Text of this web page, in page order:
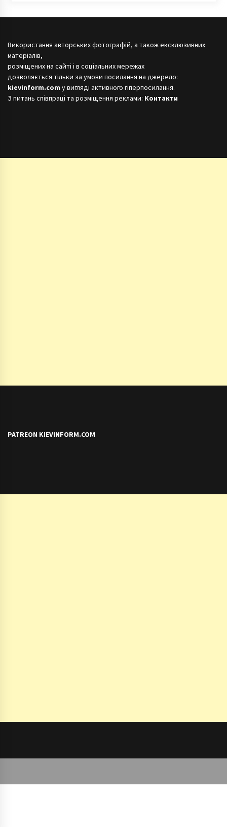
Використання авторських фотографій, а також ексклюзивних
матеріалів,
розміщених на сайті і в соціальних мережах
дозволяється тільки за умови посилання на джерело:
kievinform.com у вигляді активного гіперпосилання.
З питань співпраці та розміщення реклами: Контакти
PATREON KIEVINFORM.COM